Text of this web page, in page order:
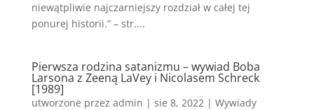
niewątpliwie najczarniejszy rozdział w całej tej
ponurej historii.” – str....
Pierwsza rodzina satanizmu – wywiad Boba
Larsona z Zeeną LaVey i Nicolasem Schreck
[1989]
utworzone przez admin | sie 8, 2022| Wywiady